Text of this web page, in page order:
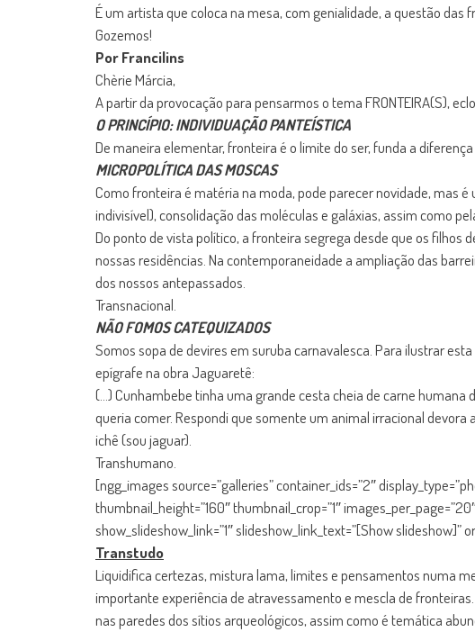
É um artista que coloca na mesa, com genialidade, a questão das
Gozemos!
Por Francilins
Chèrie Márcia,
A partir da provocação para pensarmos o tema FRONTEIRA(S),
O PRINCÍPIO: INDIVIDUAÇÃO PANTEÍSTICA
De maneira elementar, fronteira é o limite do ser, funda a
MICROPOLÍTICA DAS MOSCAS
Como fronteira é matéria na moda, pode parecer novidade, mas
indivisível), consolidação das moléculas e galáxias, assim como
Do ponto de vista político, a fronteira segrega desde que os filhos
nossas residências. Na contemporaneidade a ampliação das
dos nossos antepassados.
Transnacional.
NÃO FOMOS CATEQUIZADOS
Somos sopa de devires em suruba carnavalesca. Para ilustrar
epígrafe na obra Jaguaretê:
(…) Cunhambebe tinha uma grande cesta cheia de carne
queria comer. Respondi que somente um animal irracional
ichê (sou jaguar).
Transhumano.
[ngg_images source=”galleries” container_ids=”2″
thumbnail_height=”160″ thumbnail_crop=”1″
show_slideshow_link=”1″ slideshow_link_text=”[Show slideshow]”
Transtudo
Liquidifica certezas, mistura lama, limites e pensamentos numa
importante experiência de atravessamento e mescla de
nas paredes dos sítios arqueológicos, assim como é temática